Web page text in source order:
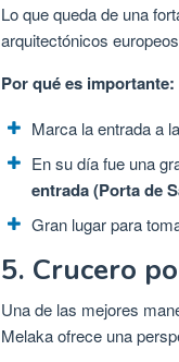
Lo que queda de una
arquitectónicos
Por qué es importante:
Marca la entrada a
En su día fue una
entrada (Porta de
Gran lugar para
5. Crucero
Una de las mejores
Melaka ofrece una